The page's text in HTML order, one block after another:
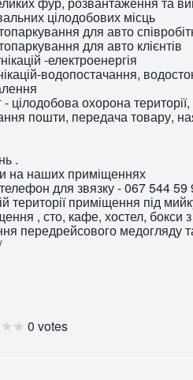
цілодобових місць
для авто
для авто клієнтів
-електроенергія
водопостачання,
- цілодобова охорона
пошти, передача товару,
.
на наших приміщеннях
для звязку - 067 544 59
території приміщення під
, сто, кафе, хостел, бокси
передрейсового медогляду
0 votes